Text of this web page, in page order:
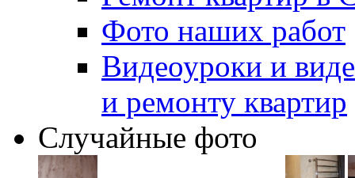
Фото наших работ
Видеоуроки и
и ремонту квартир
Случайные фото